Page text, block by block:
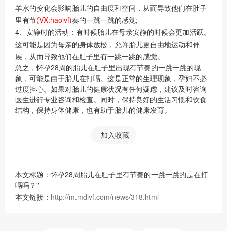
羊水的变化会影响胎儿的自由度和空间，从而导致他们在肚子
里有节(VX:haoivf)奏的一跳一跳的感觉;
4、安静时的活动：有时候胎儿在母亲安静的时候会更加活跃。
这可能是因为母亲的身体放松，允许胎儿更自由地运动和伸
展，从而导致他们在肚子里有一跳一跳的感觉。
总之，怀孕28周的胎儿在肚子里出现有节奏的一跳一跳的现
象，可能是由于胎儿在打嗝。这是正常的生理现象，孕妇不必
过度担心。如果对胎儿的健康状况有任何疑虑，建议及时咨询
医生进行专业咨询和检查。同时，保持良好的生活习惯和饮食
结构，保持身体健康，也有助于胎儿的健康发育。
加入收藏
本文标题：怀孕28周胎儿在肚子里有节奏的一跳一跳的是在打
嗝吗？"
本文链接： http://m.mdivf.com/news/318.html